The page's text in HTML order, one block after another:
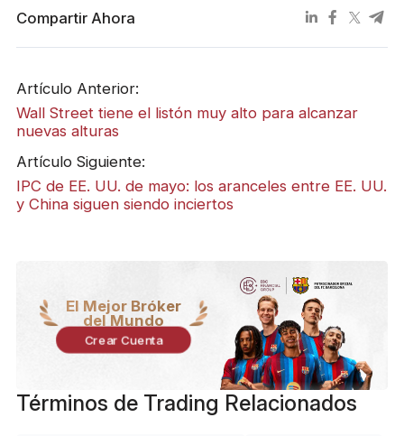
Compartir Ahora
Artículo Anterior:
Wall Street tiene el listón muy alto para alcanzar
nuevas alturas
Artículo Siguiente:
IPC de EE. UU. de mayo: los aranceles entre EE. UU.
y China siguen siendo inciertos
El Mejor Bróker
del Mundo
Crear Cuenta
Términos de Trading Relacionados